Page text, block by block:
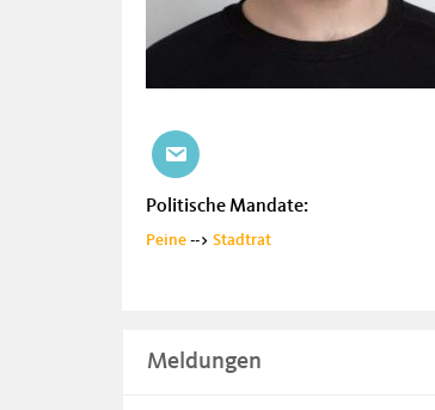
Politische Mandate:
Peine --> Stadtrat
Meldungen